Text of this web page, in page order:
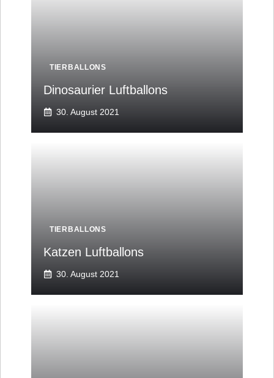
TIERBALLONS
Dinosaurier Luftballons
30. August 2021
TIERBALLONS
Katzen Luftballons
30. August 2021